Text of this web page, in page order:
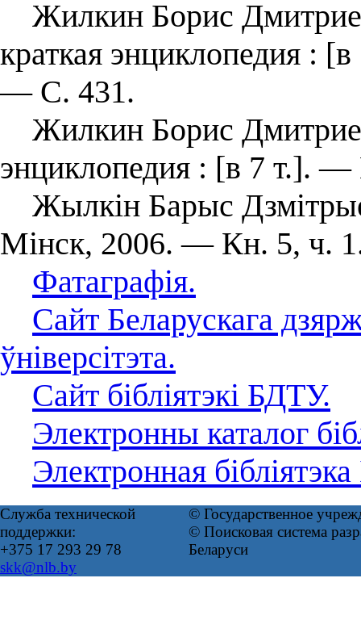
Жилкин Борис
краткая энциклопедия :
— С. 431.
Жилкин Борис
энциклопедия : [в 7 т.].
Жылкін Барыс
Мінск, 2006. — Кн. 5, ч.
Фатаграфія.
Сайт Беларускага
ўніверсітэта.
Сайт бібліятэкі БДТУ.
Электронны каталог
Электронная
Служба технической
поддержки:
+375 17 293 29 78
skk@nlb.by
© Государственное
© Поисковая система
Беларуси